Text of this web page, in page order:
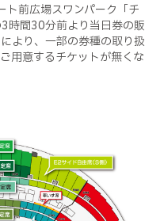
ト前広場スワンパーク「チ
時間30分前より当日券の販
より、一部の券種の取り扱
用意するチケットが無くな